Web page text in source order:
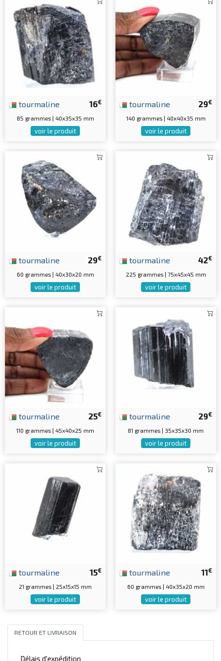
16€
tourmaline
85 grammes | 40x35x35 mm
voir le produit
29€
tourmaline
140 grammes | 40x40x35 mm
voir le produit
29€
tourmaline
60 grammes | 40x30x20 mm
voir le produit
42€
tourmaline
225 grammes | 75x45x45 mm
voir le produit
25€
tourmaline
110 grammes | 45x40x25 mm
voir le produit
29€
tourmaline
81 grammes | 35x35x30 mm
voir le produit
15€
tourmaline
21 grammes | 25x15x15 mm
voir le produit
11€
tourmaline
60 grammes | 40x35x20 mm
voir le produit
RETOUR ET LIVRAISON
Délais d'expédition